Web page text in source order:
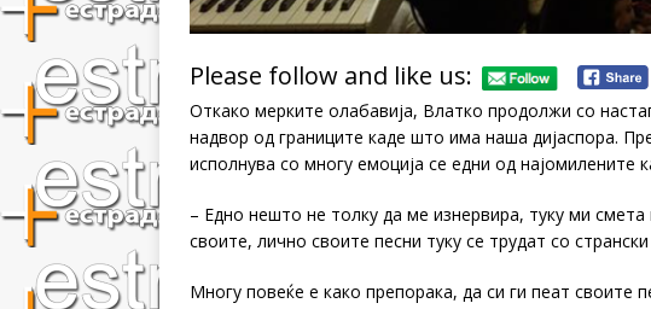
Please follow and like us:
Откако мерките олабавија, Влатко продолжи со
надвор од границите каде што има наша дијаспора.
исполнува со многу емоција се едни од најомилените
– Едно нешто не толку да ме изнервира, туку ми
своите, лично своите песни туку се трудат со
Многу повеќе е како препорака, да си ги пеат своите